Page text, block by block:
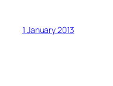
1 January 2013